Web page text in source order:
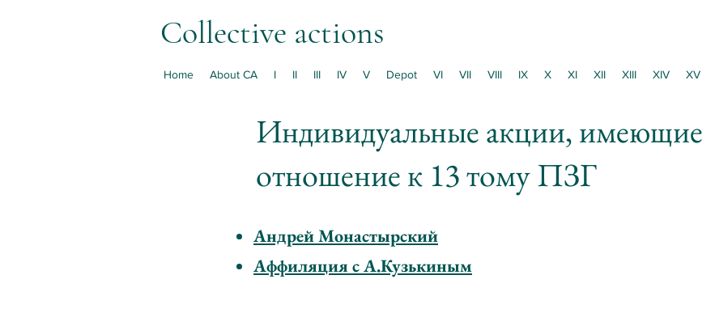
Collective actions
Home About CA I II III IV V Depot VI VII VIII IX X XI XII XIII XIV XV
Индивидуальные акции, имеющие
отношение к 13 тому ПЗГ
Андрей Монастырский
Аффиляция с А.Кузькиным